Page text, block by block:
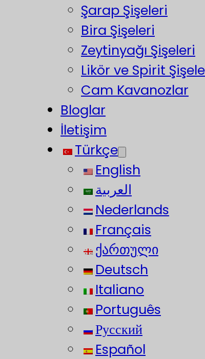
Şarap Şişeleri
Bira Şişeleri
Zeytinyağı Şişeleri
Likör ve Spirit
Cam Kavanozlar
Bloglar
İletişim
Türkçe
English
العربية
Nederlands
Français
ქართული
Deutsch
Italiano
Português
Русский
Español